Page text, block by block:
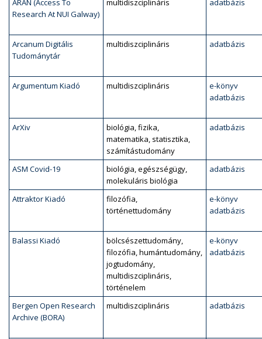
ARAN (Access To
Research At NUI Galway)
multidiszciplináris adatbázis
Arcanum Digitális
Tudománytár
multidiszciplináris adatbázis
Argumentum Kiadó multidiszciplináris
e-könyv
adatbázis
ArXiv
biológia, fizika,
matematika, statisztika,
számítástudomány
adatbázis
ASM Covid-19
biológia, egészségügy,
molekuláris biológia
adatbázis
Attraktor Kiadó
filozófia,
történettudomány
e-könyv
adatbázis
Balassi Kiadó
bölcsészettudomány,
filozófia, humántudomány,
jogtudomány,
multidiszciplináris,
történelem
e-könyv
adatbázis
Bergen Open Research
Archive (BORA)
multidiszciplináris adatbázis